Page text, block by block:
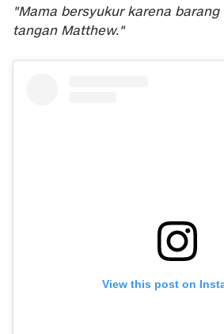
"Mama bersyukur karena
tangan Matthew."
View this post on